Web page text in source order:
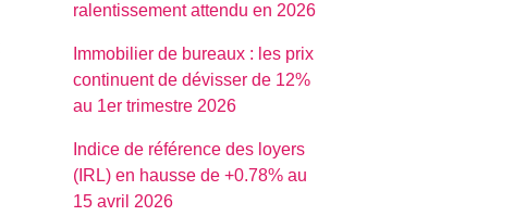
ralentissement attendu en 2026
Immobilier de bureaux : les prix
continuent de dévisser de 12%
au 1er trimestre 2026
Indice de référence des loyers
(IRL) en hausse de +0.78% au
15 avril 2026